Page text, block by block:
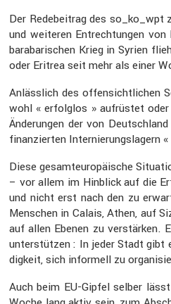
Der Redebei­trag des so_ko_wpt
und weiteren Entrech­tungen
baraba­ri­schen Krieg in Syrien
oder Eritrea seit mehr als einer
Anläss­lich des offen­sicht­li­chen
wohl « erfolglos » aufrüstet
Änderungen der von
finan­zierten Inter­nie­rungs­la­gern
Diese gesamt­eu­ro­päi­sche
– vor allem im Hinblick auf die
und nicht erst nach den zu
Menschen in Calais, Athen, auf
auf allen Ebenen zu verstärken.
unter­stützen : In jeder Stadt gibt
dig­keit, sich infor­mell zu
Auch beim EU-Gipfel selber